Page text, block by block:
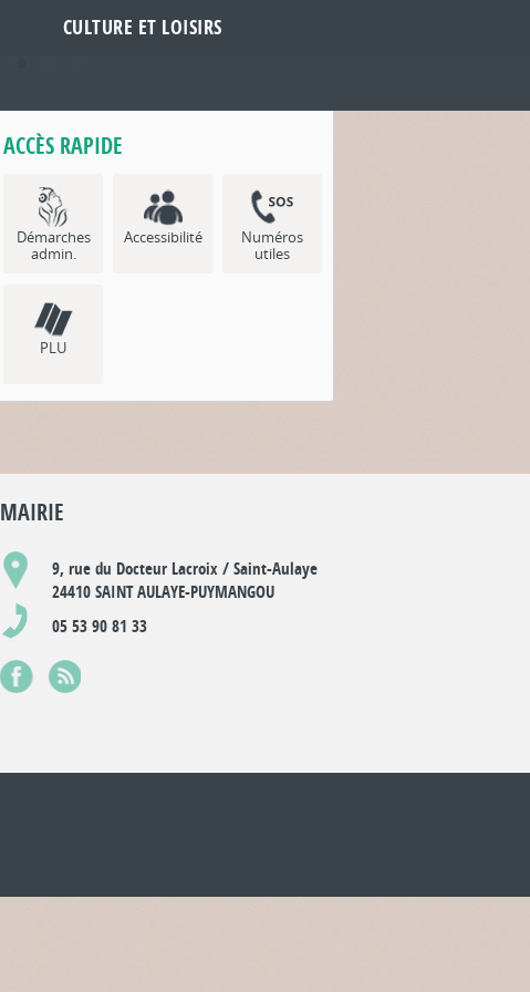
CULTURE ET LOISIRS
ACCÈS RAPIDE
Démarches
admin.
Accessibilité
Numéros
utiles
PLU
MAIRIE
9, rue du Docteur Lacroix / Saint-Aulaye
24410 SAINT AULAYE-PUYMANGOU
05 53 90 81 33